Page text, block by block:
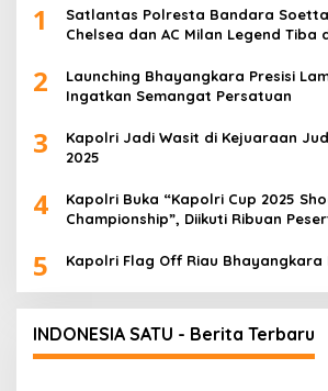
1
Satlantas Polresta Bandara
Chelsea dan AC Milan Legend Tiba
2
Launching Bhayangkara Presisi
Ingatkan Semangat Persatuan
3
Kapolri Jadi Wasit di Kejuaraan
2025
4
Kapolri Buka “Kapolri Cup 2025
Championship”, Diikuti Ribuan
5 Kapolri Flag Off Riau Bhayangkara
INDONESIA SATU - Berita Terbaru